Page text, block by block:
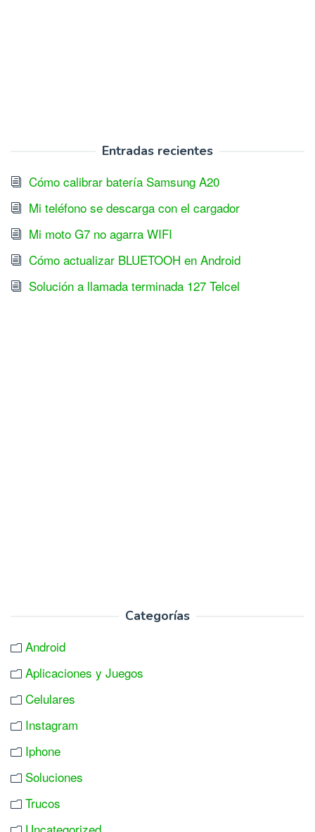
Entradas recientes
Cómo calibrar batería Samsung A20
Mi teléfono se descarga con el cargador
Mi moto G7 no agarra WIFI
Cómo actualizar BLUETOOH en Android
Solución a llamada terminada 127 Telcel
Categorías
Android
Aplicaciones y Juegos
Celulares
Instagram
Iphone
Soluciones
Trucos